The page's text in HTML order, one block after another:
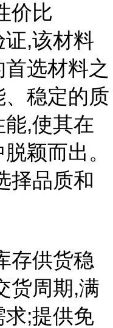
价比
,该材料
选材料之
稳定的质
,使其在
颖而出。
择品质和
存供货稳
货周期,满
求;提供免